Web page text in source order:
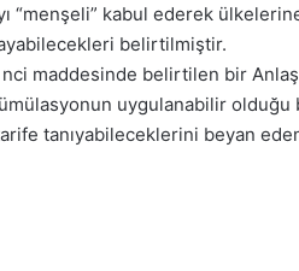
“menşeli” kabul ederek
belirtilmiştir.
maddesinde belirtilen bir
uygulanabilir
tanıyabileceklerini beyan